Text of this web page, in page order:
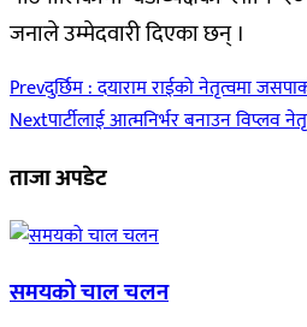
जनाले उम्मेदवारी दिएका छन् ।
Prevदुर्छिम : दयाराम राईको नेतृत्वमा
Nextपार्टीलाई आत्मनिर्भर बनाउन विप्लव
ताजा अपडेट
समयको चाल चलन